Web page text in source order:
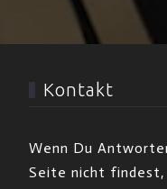
Kontakt
Wenn Du
Seite nicht findest,